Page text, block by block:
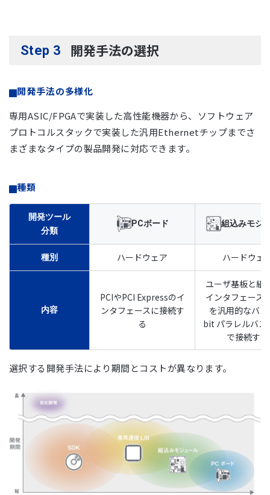
Step 3 開発手法の選択
開発手法の多様化
専用ASIC/FPGAで実装した高性能機器から、ソフトウェア
プロトコルスタックで実装した汎用Ethernetチップまでさ
まざまなタイプの製品開発に対応できます。
種類
開発ツール
分類
PCボード 組込みモジ
種別 ハードウェア ハードウェ
内容
PCIやPCI Expressのイ
ンタフェースに接続す
る
ユーザ基板と組
インタフェース
を汎用的なバ
bit パラレルバス
で接続する
選択する開発手法により期間とコストが異なります。